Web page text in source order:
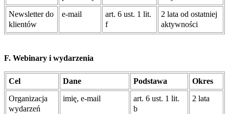
Newsletter do
klientów
e-mail
art. 6 ust. 1 lit.
f
2 lata od ostatniej
aktywności
F. Webinary i wydarzenia
Cel Dane Podstawa
Okres
Organizacja
wydarzeń
imię, e-mail
art. 6 ust. 1 lit.
b
2 lata